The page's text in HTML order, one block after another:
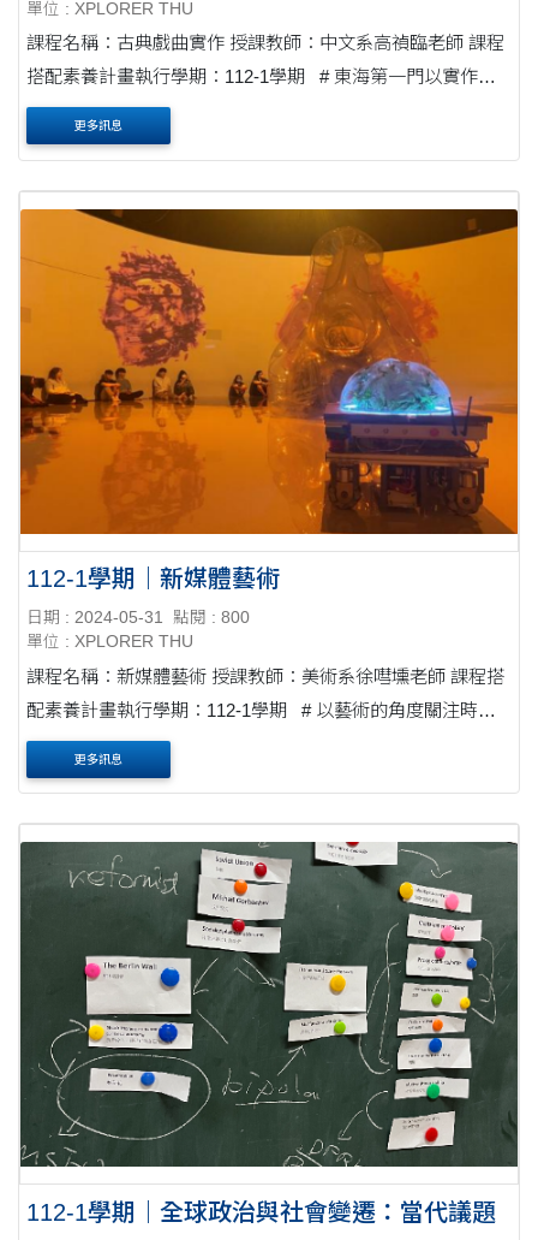
單位 : XPLORER THU
課程名稱：古典戲曲實作 授課教師：中文系高禎臨老師 課程
搭配素養計畫執行學期：112-1學期 # 東海第一門以實作學
習戲曲的課程，全台灣也是唯二的學校擁有這樣的課程 # 從
知....
更多訊息
112-1學期｜新媒體藝術
日期 : 2024-05-31
點閱 : 800
單位 : XPLORER THU
課程名稱：新媒體藝術 授課教師：美術系徐嘒壎老師 課程搭
配素養計畫執行學期：112-1學期 # 以藝術的角度關注時
事，文化和社會脈動 # 科技與藝文的融合和彼此檢視批判
&nb....
更多訊息
112-1學期｜全球政治與社會變遷：當代議題